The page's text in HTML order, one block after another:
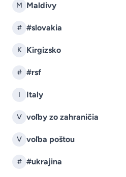
M Maldivy
# #slovakia
K Kirgizsko
# #rsf
I Italy
V voľby zo zahraničia
V voľba poštou
# #ukrajina